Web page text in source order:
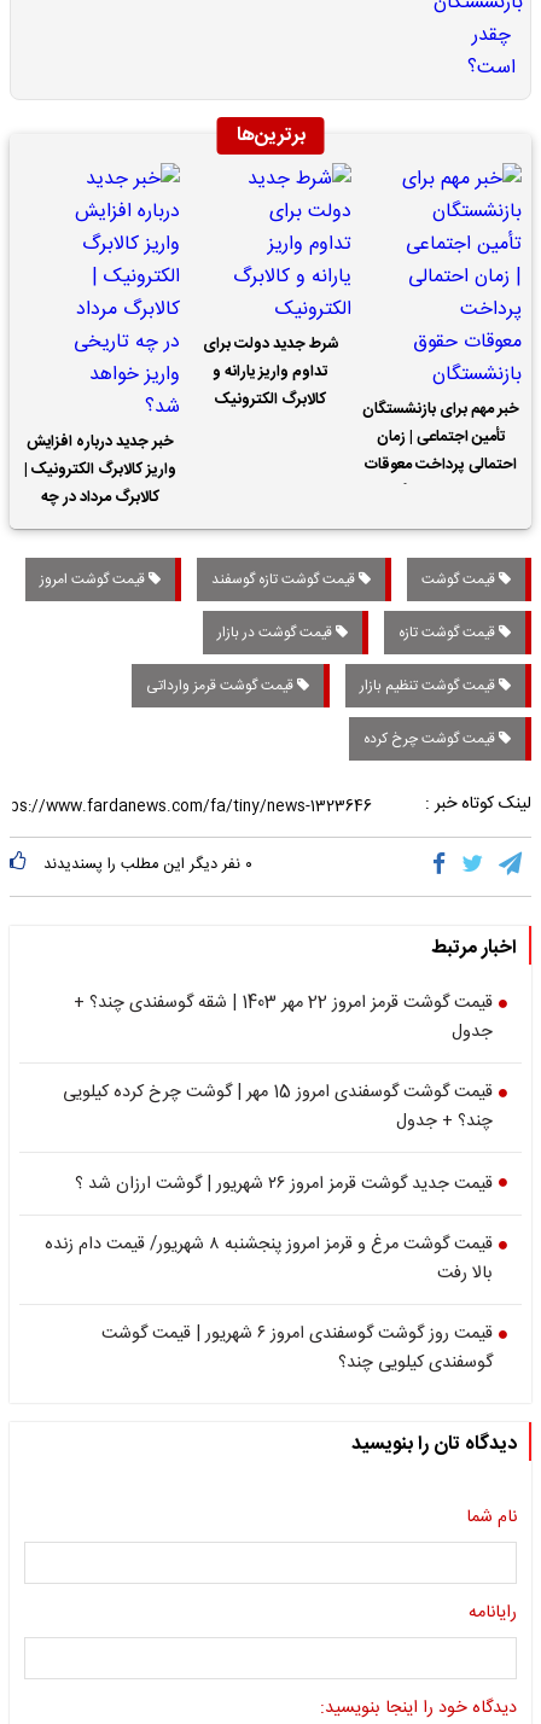
برترین‌ها
خبر مهم برای بازنشستگان
تأمین اجتماعی | زمان
احتمالی پرداخت معوقات
شرط جدید دولت برای
تداوم واریز یارانه و
کالابرگ الکترونیک
خبر جدید درباره افزایش
واریز کالابرگ الکترونیک |
کالابرگ مرداد در چه
تاریخی واریز خواهد شد؟
قیمت گوشت قیمت گوشت تازه گوسفند قیمت گوشت امروز
قیمت گوشت تازه قیمت گوشت در بازار
قیمت گوشت تنظیم بازار قیمت گوشت قرمز وارداتی
قیمت گوشت چرخ کرده
لینک کوتاه خبر :
۰ نفر دیگر این مطلب را پسندیدند
اخبار مرتبط
قیمت گوشت قرمز امروز 22 مهر 1403 | شقه گوسفندی چند؟ +
جدول
قیمت گوشت گوسفندی امروز 15 مهر | گوشت چرخ کرده کیلویی
چند؟ + جدول
قیمت جدید گوشت قرمز امروز ۲۶ شهریور | گوشت ارزان شد ؟
قیمت گوشت مرغ و قرمز امروز پنجشنبه ۸ شهریور/ قیمت دام زنده
بالا رفت
قیمت روز گوشت گوسفندی امروز ۶ شهریور | قیمت گوشت
گوسفندی کیلویی چند؟
دیدگاه تان را بنویسید
نام شما
رایانامه
دیدگاه خود را اینجا بنویسید: